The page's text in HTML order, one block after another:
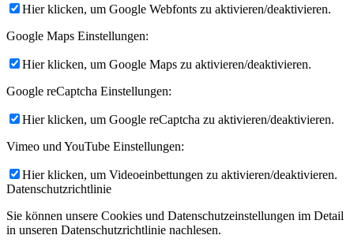
Hier klicken, um Google Webfonts zu aktivieren/deaktivieren.
Google Maps Einstellungen:
Hier klicken, um Google Maps zu aktivieren/deaktivieren.
Google reCaptcha Einstellungen:
Hier klicken, um Google reCaptcha zu aktivieren/deaktivieren.
Vimeo und YouTube Einstellungen:
Hier klicken, um Videoeinbettungen zu aktivieren/deaktivieren.
Datenschutzrichtlinie
Sie können unsere Cookies und Datenschutzeinstellungen im Detail
in unseren Datenschutzrichtlinie nachlesen.